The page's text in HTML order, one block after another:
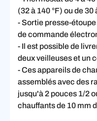
(32 à 140 °F) ou de 30
- Sortie presse-
de commande
- Il est possible de
deux veilleuses et un
- Ces appareils de
assemblés avec des
jusqu'à 2 pouces 1/2
chauffants de 10 mm